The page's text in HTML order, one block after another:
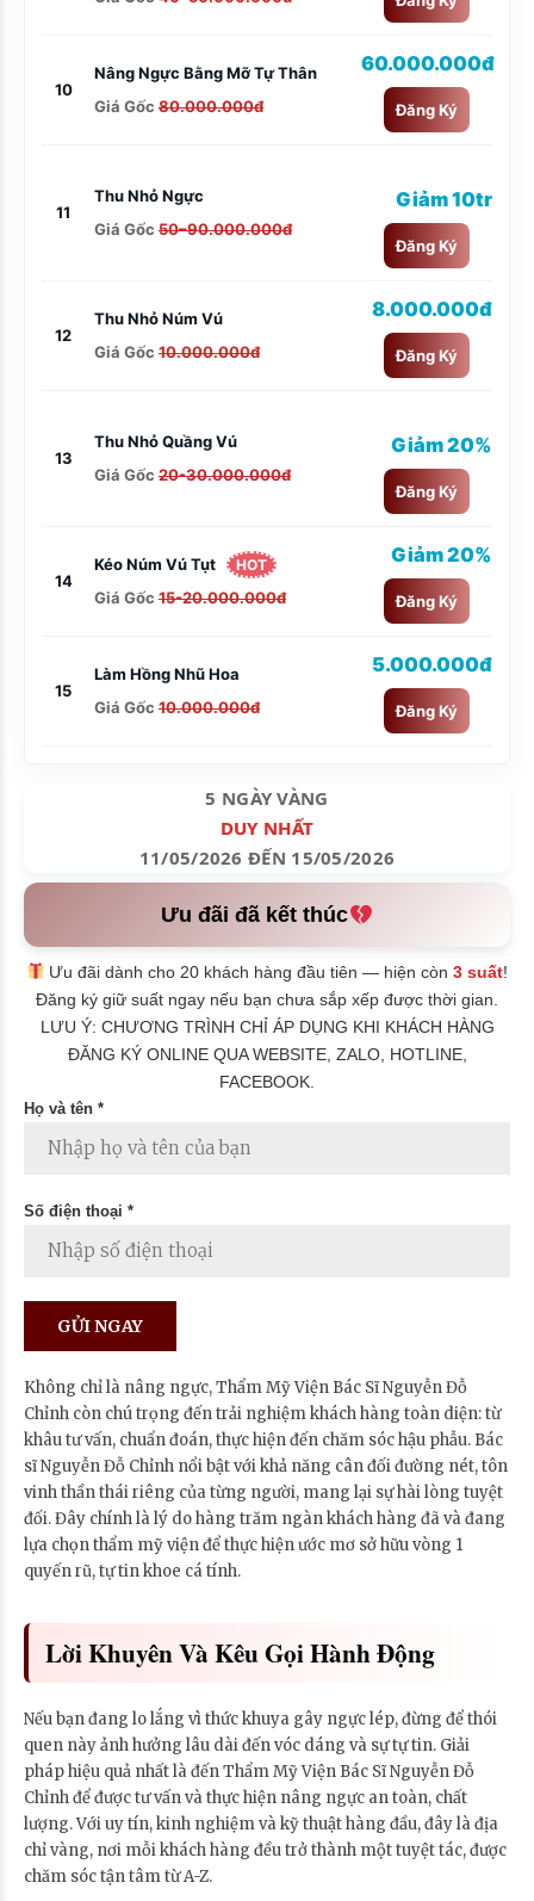
10
Nâng Ngực Bằng Mỡ Tự Thân
Giá Gốc 80.000.000đ
60.000.000đ
Đăng Ký
11
Thu Nhỏ Ngực
Giá Gốc 50–90.000.000đ
Giảm 10tr
Đăng Ký
12
Thu Nhỏ Núm Vú
Giá Gốc 10.000.000đ
8.000.000đ
Đăng Ký
13
Thu Nhỏ Quầng Vú
Giá Gốc 20-30.000.000đ
Giảm 20%
Đăng Ký
14
Kéo Núm Vú Tụt HOT
Giá Gốc 15-20.000.000đ
Giảm 20%
Đăng Ký
15
Làm Hồng Nhũ Hoa
Giá Gốc 10.000.000đ
5.000.000đ
Đăng Ký
5 NGÀY VÀNG
DUY NHẤT
11/05/2026 ĐẾN 15/05/2026
Ưu đãi đã kết thúc
Ưu đãi dành cho 20 khách hàng đầu tiên — hiện còn3 suất!
Đăng ký giữ suất ngay nếu bạn chưa sắp xếp được thời gian.
LƯU Ý: CHƯƠNG TRÌNH CHỈ ÁP DỤNG KHI KHÁCH HÀNG
ĐĂNG KÝ ONLINE QUA WEBSITE, ZALO, HOTLINE,
FACEBOOK.
Họ và tên *
Số điện thoại *
Không chỉ là nâng ngực, Thẩm Mỹ Viện Bác Sĩ Nguyễn Đỗ
Chỉnh còn chú trọng đến trải nghiệm khách hàng toàn diện: từ
khâu tư vấn, chuẩn đoán, thực hiện đến chăm sóc hậu phẫu. Bác
sĩ Nguyễn Đỗ Chỉnh nổi bật với khả năng cân đối đường nét, tôn
vinh thần thái riêng của từng người, mang lại sự hài lòng tuyệt
đối. Đây chính là lý do hàng trăm ngàn khách hàng đã và đang
lựa chọn thẩm mỹ viện để thực hiện ước mơ sở hữu vòng 1
quyến rũ, tự tin khoe cá tính.
Lời Khuyên Và Kêu Gọi Hành Động
Nếu bạn đang lo lắng vì thức khuya gây ngực lép, đừng để thói
quen này ảnh hưởng lâu dài đến vóc dáng và sự tự tin. Giải
pháp hiệu quả nhất là đến Thẩm Mỹ Viện Bác Sĩ Nguyễn Đỗ
Chỉnh để được tư vấn và thực hiện nâng ngực an toàn, chất
lượng. Với uy tín, kinh nghiệm và kỹ thuật hàng đầu, đây là địa
chỉ vàng, nơi mỗi khách hàng đều trở thành một tuyệt tác, được
chăm sóc tận tâm từ A-Z.